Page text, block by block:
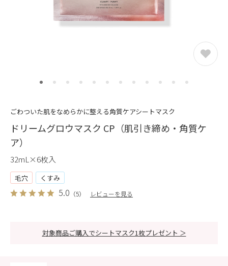
ごわついた肌をなめらかに整える角質ケアシートマスク
ドリームグロウマスク CP（肌引き締め・角質ケ
ア）
32mL×6枚入
毛穴 くすみ
5.0 （5） レビューを見る
対象商品ご購入でシートマスク1枚プレゼント ＞